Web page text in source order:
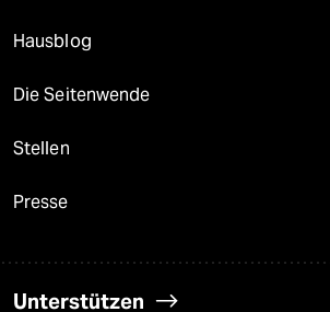
Hausblog
Die Seitenwende
Stellen
Presse
Unterstützen